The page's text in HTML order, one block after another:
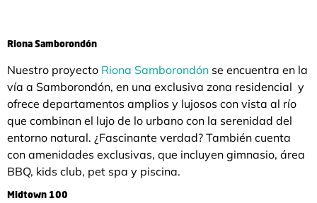
Riona Samborondón
Nuestro proyecto Riona Samborondón se encuentra en la
vía a Samborondón, en una exclusiva zona residencial y
ofrece departamentos amplios y lujosos con vista al río
que combinan el lujo de lo urbano con la serenidad del
entorno natural. ¿Fascinante verdad? También cuenta
con amenidades exclusivas, que incluyen gimnasio, área
BBQ, kids club, pet spa y piscina.
Midtown 100